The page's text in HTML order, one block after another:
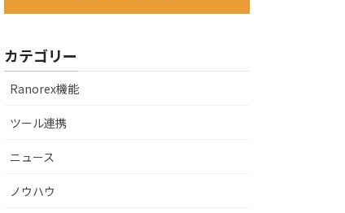
カテゴリー
Ranorex機能
ツール連携
ニュース
ノウハウ